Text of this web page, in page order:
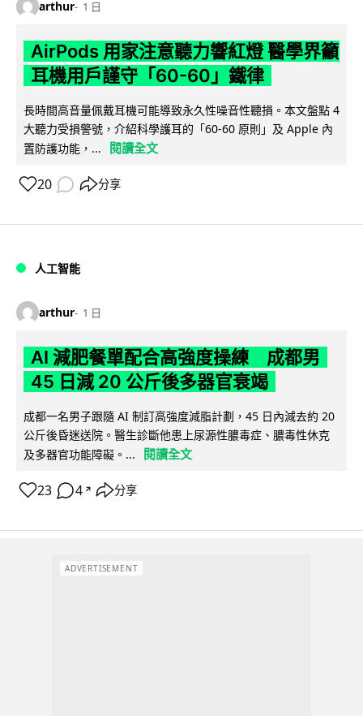
arthur 1 日
AirPods 用家注意聽力響紅燈 醫學界籲
耳機用戶謹守「60-60」鐵律
長時間高音量佩戴耳機可能導致永久性噪音性聽損。本文盤點 4
大聽力受損警號，介紹科學護耳的「60-60 原則」及 Apple 內
置防護功能，...
閱讀全文
20 分享
人工智能
arthur 1 日
AI 減肥餐單配合高強度操練 成都男
45 日減 20 公斤後多器官衰竭
成都一名男子跟隨 AI 制訂高強度減脂計劃，45 日內減去約 20
公斤後昏迷送院。醫生診斷他患上尿源性膿毒症、膿毒性休克
及多器官功能障礙。...
閱讀全文
23 4 ↗ 分享
ADVERTISEMENT